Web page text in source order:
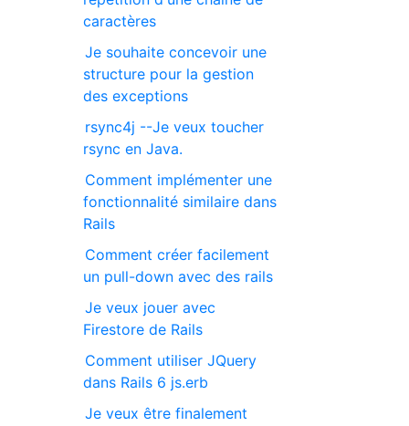
caractères
Je souhaite concevoir une
structure pour la gestion
des exceptions
rsync4j --Je veux toucher
rsync en Java.
Comment implémenter une
fonctionnalité similaire dans
Rails
Comment créer facilement
un pull-down avec des rails
Je veux jouer avec
Firestore de Rails
Comment utiliser JQuery
dans Rails 6 js.erb
Je veux être finalement